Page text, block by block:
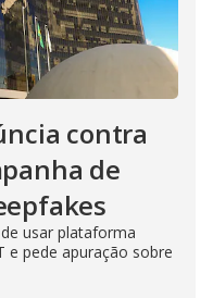
contra
de
usar plataforma
e pede apuração sobre